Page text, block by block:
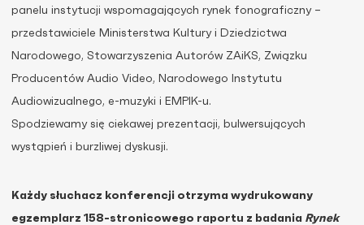
panelu instytucji wspomagających rynek fonograficzny –
przedstawiciele Ministerstwa Kultury i Dziedzictwa
Narodowego, Stowarzyszenia Autorów ZAiKS, Związku
Producentów Audio Video, Narodowego Instytutu
Audiowizualnego, e-muzyki i EMPIK-u.
Spodziewamy się ciekawej prezentacji, bulwersujących
wystąpień i burzliwej dyskusji.
Każdy słuchacz konferencji otrzyma wydrukowany
egzemplarz 158-stronicowego raportu z badania Rynek